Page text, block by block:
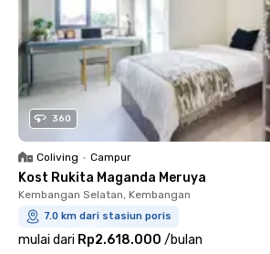
360
Coliving • Campur
Kost Rukita Maganda Meruya
Kembangan Selatan, Kembangan
7.0 km dari stasiun poris
mulai dari Rp2.618.000 /bulan